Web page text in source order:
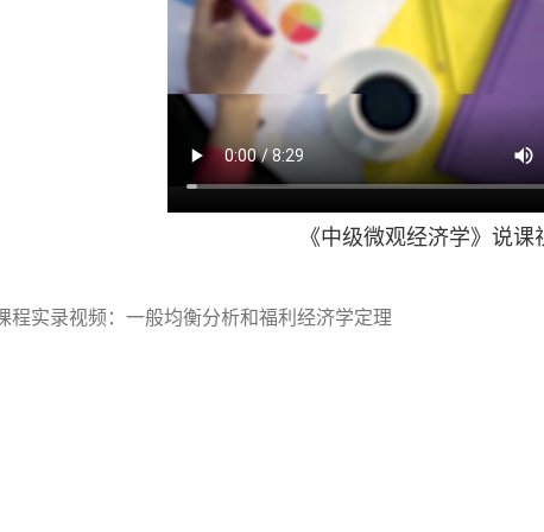
《中级微观经济学》说课
程实录视频：一般均衡分析和福利经济学定理